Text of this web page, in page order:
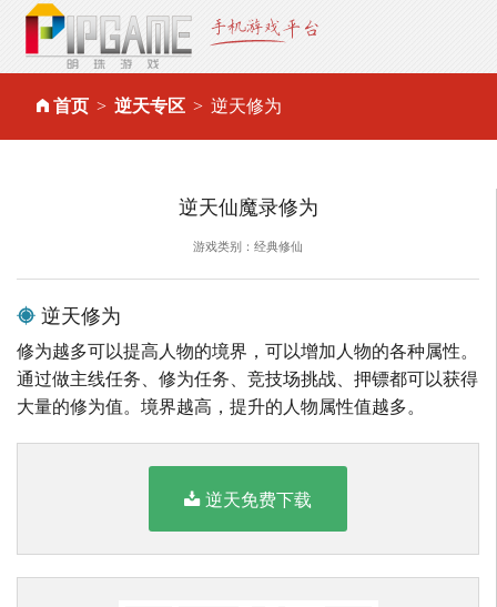
首页 逆天专区 逆天修为
逆天仙魔录修为
游戏类别：经典修仙
逆天修为
修为越多可以提高人物的境界，可以增加人物的各种属性。
通过做主线任务、修为任务、竞技场挑战、押镖都可以获得
大量的修为值。境界越高，提升的人物属性值越多。
逆天免费下载